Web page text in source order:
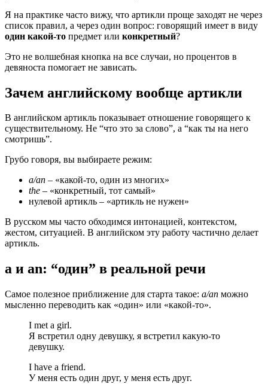
Я на практике часто вижу, что артикли проще заходят не через
список правил, а через один вопрос: говорящий имеет в виду
один какой-то предмет или конкретный?
Это не волшебная кнопка на все случаи, но процентов в
девяноста помогает не зависать.
Зачем английскому вообще артикли
В английском артикль показывает отношение говорящего к
существительному. Не “что это за слово”, а “как ты на него
смотришь”.
Грубо говоря, вы выбираете режим:
a/an – «какой-то, один из многих»
the – «конкретный, тот самый»
нулевой артикль – «артикль не нужен»
В русском мы часто обходимся интонацией, контекстом,
жестом, ситуацией. В английском эту работу частично делает
артикль.
a и an: “один” в реальной речи
Самое полезное приближение для старта такое: a/an можно
мысленно переводить как «один» или «какой-то».
I met a girl.
Я встретил одну девушку, я встретил какую-то
девушку.
I have a friend.
У меня есть один друг, у меня есть друг.